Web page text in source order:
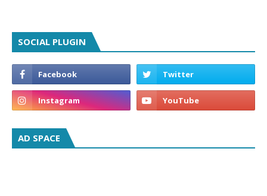
SOCIAL PLUGIN
AD SPACE